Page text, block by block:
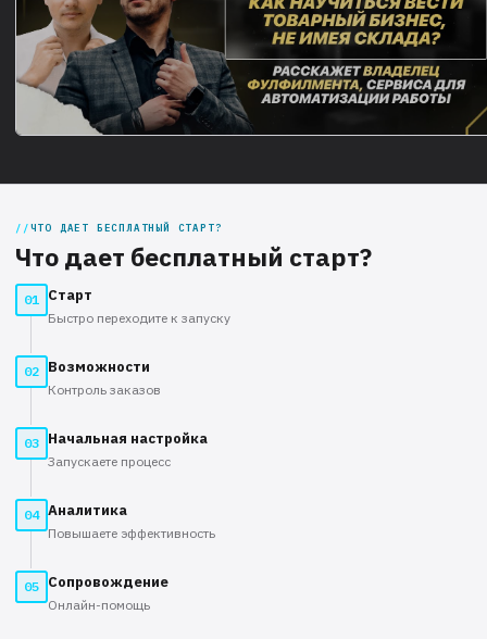
ЧТО ДАЕТ БЕСПЛАТНЫЙ СТАРТ?
Что дает бесплатный старт?
01 Старт
Быстро переходите к запуску
02 Возможности
Контроль заказов
03 Начальная настройка
Запускаете процесс
04 Аналитика
Повышаете эффективность
05 Сопровождение
Онлайн-помощь